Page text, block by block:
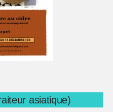
asiatique)